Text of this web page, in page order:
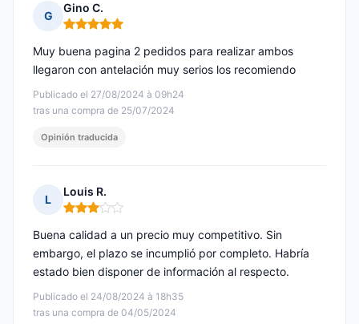
G
Gino C.
Nota: 5 de 5
Publicado el 27/08/2024 à 09h24
tras una compra de 25/07/2024
Muy buena pagina 2 pedidos para realizar ambos
llegaron con antelación muy serios los recomiendo
Opinión traducida
L
Louis R.
Nota: 3 de 5
Publicado el 24/08/2024 à 18h35
tras una compra de 04/05/2024
Buena calidad a un precio muy competitivo. Sin
embargo, el plazo se incumplió por completo. Habría
estado bien disponer de información al respecto.